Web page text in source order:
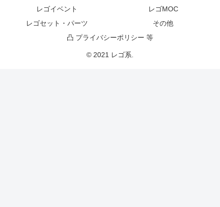
レゴイベント
レゴMOC
レゴセット・パーツ
その他
凸 プライバシーポリシー 等
© 2021 レゴ系.